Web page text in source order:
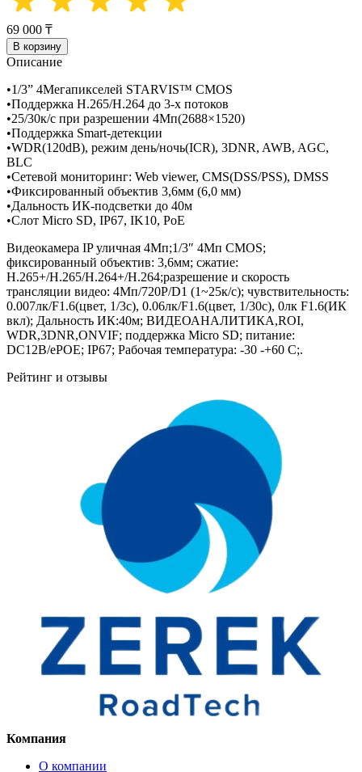
69 000 ₸
В корзину
Описание
•1/3” 4Мегапикселей STARVIS™ CMOS
•Поддержка H.265/H.264 до 3-х потоков
•25/30к/с при разрешении 4Mп(2688×1520)
•Поддержка Smart-детекции
•WDR(120dB), режим день/ночь(ICR), 3DNR, AWB, AGC,
BLC
•Сетевой мониторинг: Web viewer, CMS(DSS/PSS), DMSS
•Фиксированный объектив 3,6мм (6,0 мм)
•Дальность ИК-подсветки до 40м
•Слот Micro SD, IP67, IK10, PoE
Видеокамера IP уличная 4Mп;1/3″ 4Mп CMOS;
фиксированный объектив: 3,6мм; сжатие:
H.265+/H.265/H.264+/H.264;разрешение и скорость
трансляции видео: 4Mп/720P/D1 (1~25к/с); чувствительность:
0.007лк/F1.6(цвет, 1/3с), 0.06лк/F1.6(цвет, 1/30с), 0лк F1.6(ИК
вкл); Дальность ИК:40м; ВИДЕОАНАЛИТИКА,ROI,
WDR,3DNR,ONVIF; поддержка Micro SD; питание:
DC12В/ePOE; IP67; Рабочая температура: -30 -+60 С;.
Рейтинг и отзывы
Компания
О компании